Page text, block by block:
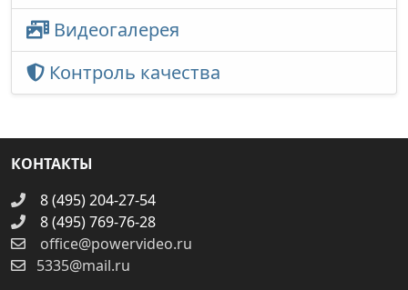
Видеогалерея
Контроль качества
КОНТАКТЫ
8 (495) 204-27-54
8 (495) 769-76-28
office@powervideo.ru
5335@mail.ru